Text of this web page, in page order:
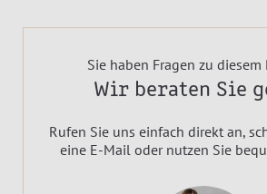
Sie haben Fragen zu diesem
Wir beraten Sie
Rufen Sie uns einfach direkt an,
eine E-Mail oder nutzen Sie